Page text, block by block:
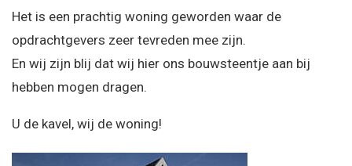
Het is een prachtig woning geworden waar de
opdrachtgevers zeer tevreden mee zijn.
En wij zijn blij dat wij hier ons bouwsteentje aan bij
hebben mogen dragen.
U de kavel, wij de woning!